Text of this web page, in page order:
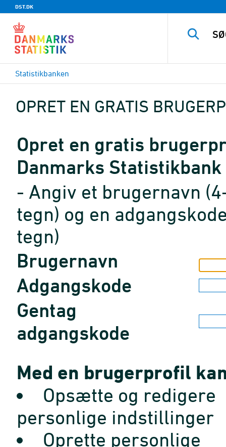
DST.DK
Statistikbanken
OPRET EN GRATIS
Opret en gratis
Danmarks Statistikbank
- Angiv et brugernavn
tegn) og en
tegn)
Brugernavn
Adgangskode
Gentag
adgangskode
Med en brugerprofil
Opsætte og redigere
personlige indstillinger
Oprette personlige